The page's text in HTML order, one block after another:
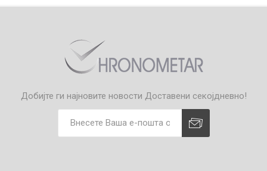
Добијте ги најновите новости Доставени секојдневно!